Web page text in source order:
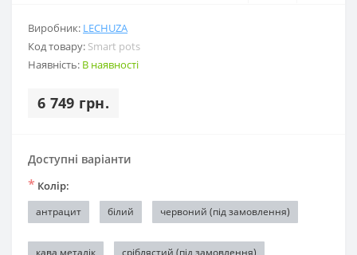
Виробник: LECHUZA
Код товару: Smart pots
Наявність: В наявності
6 749 грн.
Доступні варіанти
* Колір:
антрацит білий червоний (під замовлення)
кава металік сріблястий (під замовлення)